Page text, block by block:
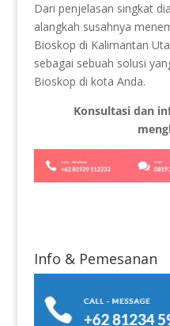
Dari penjelasan singkat
alangkah susahnya
Bioskop di Kalimantan
sebagai sebuah solusi
Bioskop di kota Anda.
Konsultasi dan
Info & Pemesanan